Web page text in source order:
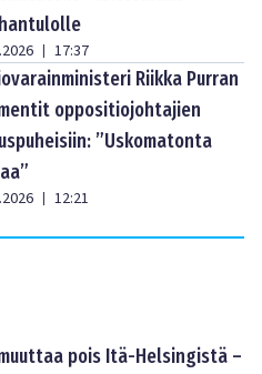
| 17:37
Riikka Purran
oppositiojohtajien
”Uskomatonta
| 12:21
pois Itä-Helsingistä –